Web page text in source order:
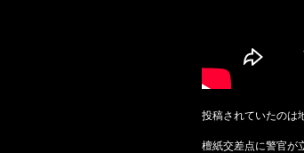
投稿されていたのは
檀紙交差点に警官が